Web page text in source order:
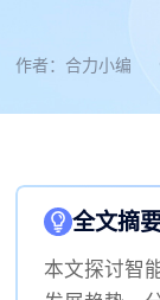
作者：合力小编
全文摘
本文探讨智